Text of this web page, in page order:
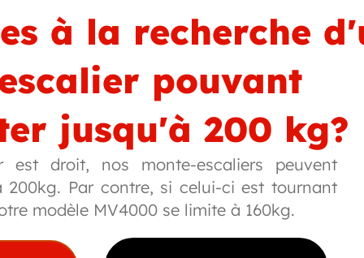
à la recherche
pouvant
jusqu'à 200 kg?
est droit, nos monte-escaliers peuvent
200kg. Par contre, si celui-ci est tournant
modèle MV4000 se limite à 160kg.